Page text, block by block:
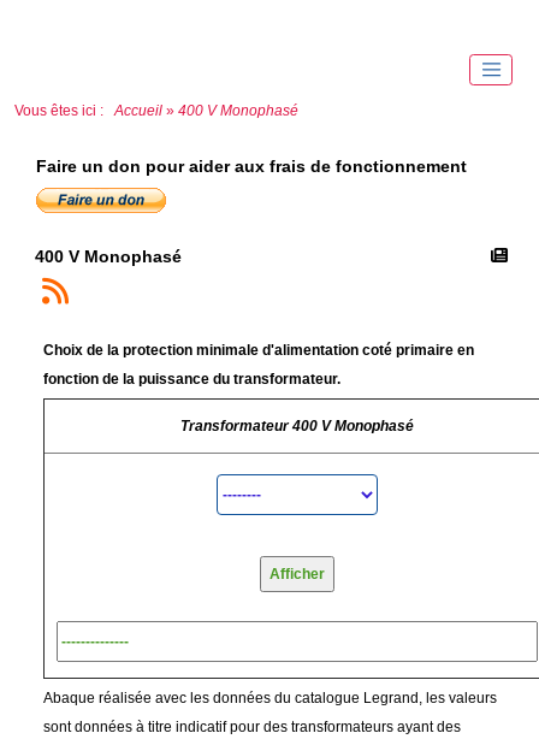
Vous êtes ici : Accueil » 400 V Monophasé
Faire un don pour aider aux frais de fonctionnement
400 V Monophasé
Choix de la protection minimale d'alimentation coté primaire en
fonction de la puissance du transformateur.
Transformateur 400 V Monophasé
Abaque réalisée avec les données du catalogue Legrand, les valeurs
sont données à titre indicatif pour des transformateurs ayant des